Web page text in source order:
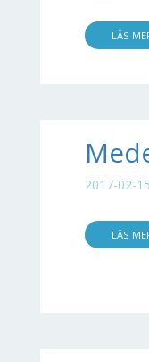
LÄS
2017-02-15
LÄS